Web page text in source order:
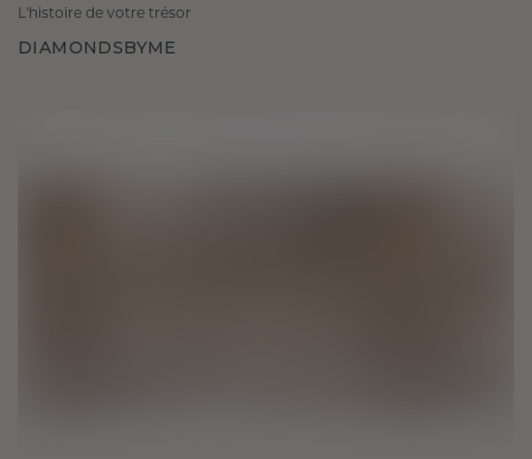
L'histoire de votre trésor
DIAMONDSBYME